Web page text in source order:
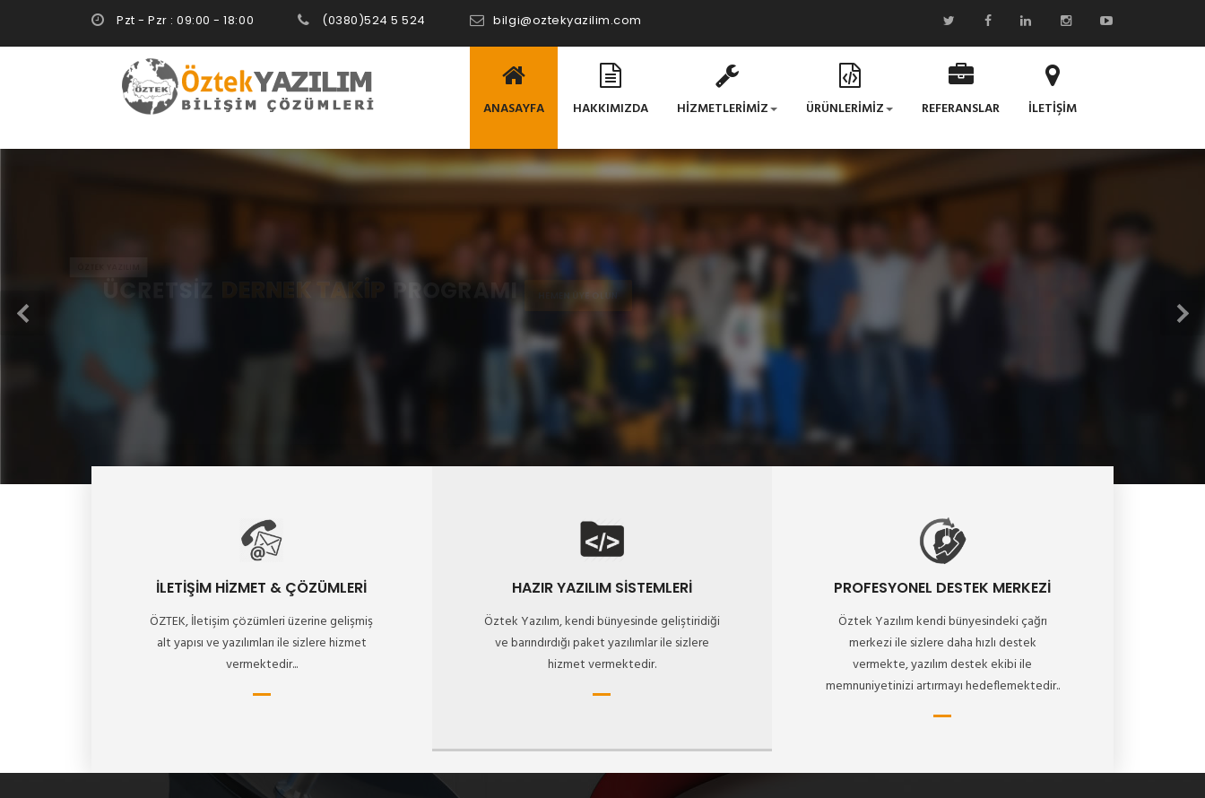
Pzt - Pzr : 09:00 - 18:00 (0380)524 5 524 bilgi@oztekyazilim.com
ANASAYFA HAKKIMIZDA HİZMETLERİMİZ ÜRÜNLERİMİZ REFERANSLAR İLETİŞİM
ÜCRETSİZ DERNEK TAKİP PROGRAMI
İLETİŞİM HİZMET & ÇÖZÜMLERİ
ÖZTEK, İletişim çözümleri üzerine gelişmiş
alt yapısı ve yazılımları ile sizlere hizmet
vermektedir...
HAZIR YAZILIM SİSTEMLERİ
Öztek Yazılım, kendi bünyesinde geliştiridiği
ve barındırdığı paket yazılımlar ile sizlere
hizmet vermektedir.
PROFESYONEL DESTEK MERKEZİ
Öztek Yazılım kendi bünyesindeki çağrı
merkezi ile sizlere daha hızlı destek
vermekte, yazılım destek ekibi ile
memnuniyetinizi artırmayı hedeflemektedir..